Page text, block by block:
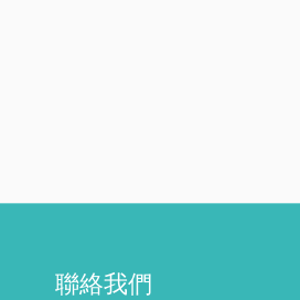
聯絡我們